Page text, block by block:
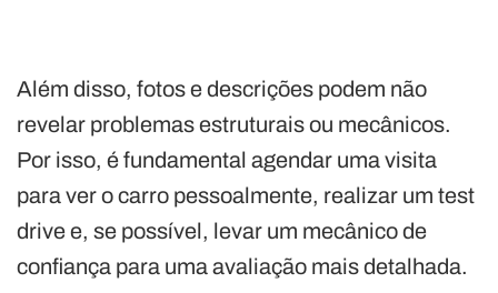
Além disso, fotos e descrições podem não
revelar problemas estruturais ou mecânicos.
Por isso, é fundamental agendar uma visita
para ver o carro pessoalmente, realizar um test
drive e, se possível, levar um mecânico de
confiança para uma avaliação mais detalhada.